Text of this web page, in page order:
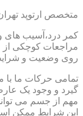
متخصص ارتوپد
کمر درد،آسیب های
مراجعات کوچکی از
روی وضعیت و شرایط
تمامی حرکات ما با
گیرد و وجود یک
مهم از جسم می
این شرایط ممکن